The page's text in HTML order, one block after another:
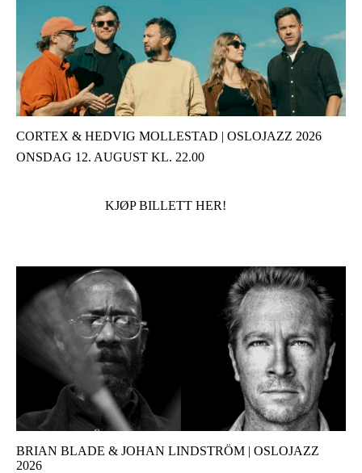
CORTEX & HEDVIG MOLLESTAD | OSLOJAZZ 2026
ONSDAG 12. AUGUST KL. 22.00
KJØP BILLETT HER!
BRIAN BLADE & JOHAN LINDSTRÖM | OSLOJAZZ
2026